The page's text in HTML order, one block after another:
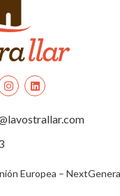
Europea –